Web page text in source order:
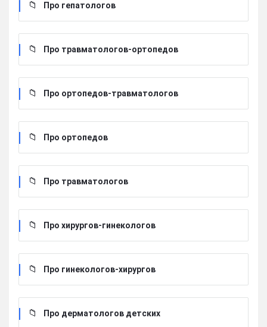
Про гепатологов
Про травматологов-ортопедов
Про ортопедов-травматологов
Про ортопедов
Про травматологов
Про хирургов-гинекологов
Про гинекологов-хирургов
Про дерматологов детских